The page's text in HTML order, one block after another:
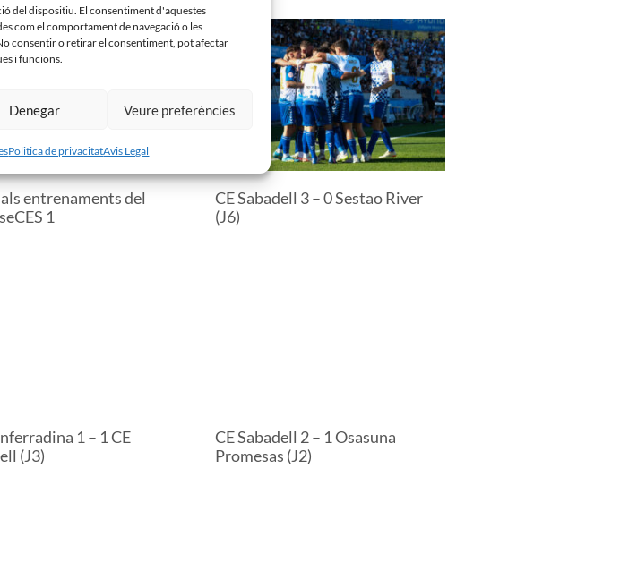
del dispositiu. El consentiment d'aquestes
com el comportament de navegació o les
consentir o retirar el consentiment, pot afectar
i funcions.
Denegar Veure preferències
Politica de privacitatAvis Legal
entrenaments del
1
CE Sabadell 3 – 0 Sestao River
(J6)
1 – 1 CE
(J3)
CE Sabadell 2 – 1 Osasuna
Promesas (J2)